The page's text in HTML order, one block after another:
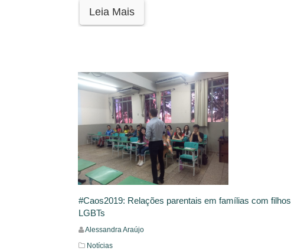
Leia Mais
#Caos2019: Relações parentais em famílias com filhos
LGBTs
Alessandra Araújo
Notícias